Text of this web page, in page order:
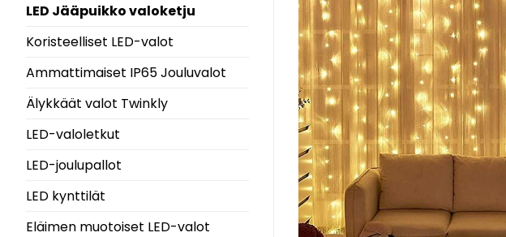
LED Jääpuikko valoketju
Koristeelliset LED-valot
Ammattimaiset IP65 Jouluvalot
Älykkäät valot Twinkly
LED-valoletkut
LED-joulupallot
LED kynttilät
Eläimen muotoiset LED-valot